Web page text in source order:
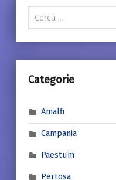
Ricerca per:
Categorie
Amalfi
Campania
Paestum
Pertosa